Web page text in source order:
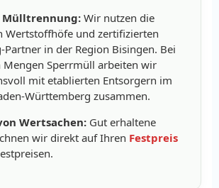
Mülltrennung: Wir nutzen die
Wertstoffhöfe und zertifizierten
Partner in der Region Bisingen. Bei
Mengen Sperrmüll arbeiten wir
mit etablierten Entsorgern im
Württemberg zusammen.
Wertsachen: Gut erhaltene
wir direkt auf Ihren Festpreis